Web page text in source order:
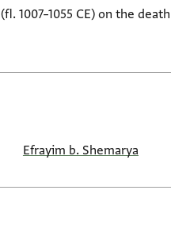
CE) on the
Efrayim b. Shemarya